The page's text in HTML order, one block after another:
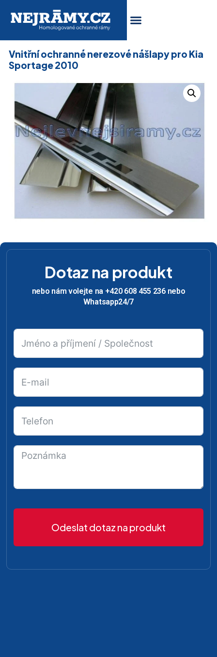
Vnitřní ochranné nerezové nášlapy pro Kia
Sportage 2010
Dotaz na produkt
nebo nám volejte na +420 608 455 236 nebo
Whatsapp24/7
Odeslat dotaz na produkt